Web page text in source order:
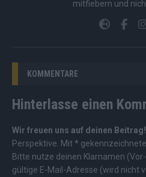
mitfiebern und
KOMMENTARE
Hinterlasse einen
Wir freuen uns auf deinen Beitrag!
Perspektive. Mit *
Bitte nutze deinen Klarnamen
gültige E-Mail-Adresse (wird nicht